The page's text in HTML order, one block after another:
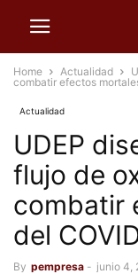
Home Actualidad
combatir efectos
Actualidad
UDEP
flujo de
combatir
del
By pempresa - junio 4,